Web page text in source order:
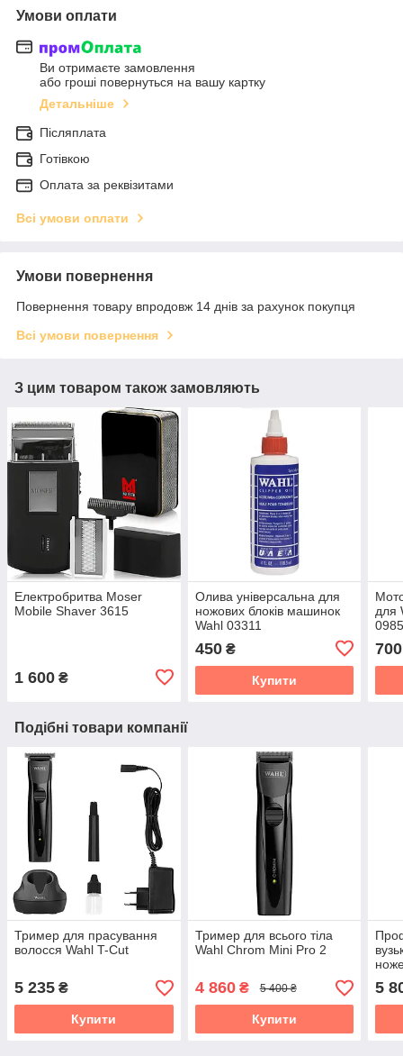
Умови оплати
Ви отримаєте замовлення
або гроші повернуться на вашу картку
Детальніше
Післяплата
Готівкою
Оплата за реквізитами
Всі умови оплати
Умови повернення
Повернення товару впродовж 14 днів за рахунок покупця
Всі умови повернення
З цим товаром також замовляють
Електробритва Moser
Mobile Shaver 3615
1 600 ₴
Олива універсальна для
ножових блоків машинок
Wahl 03311
450₴
Купити
для
700
Подібні товари компанії
Тример для прасування
волосся Wahl T-Cut
5 235 ₴
Купити
Тример для всього тіла
Wahl Chrom Mini Pro 2
4 860₴ 5 400 ₴
Купити
016)
5